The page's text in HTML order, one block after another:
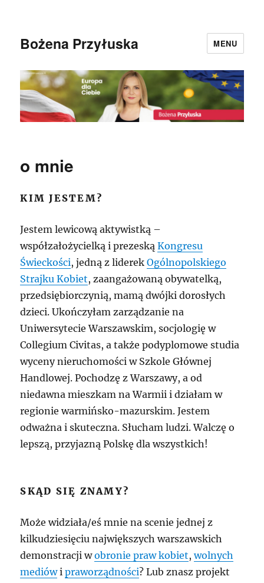
Bożena Przyłuska MENU
o mnie
KIM JESTEM?
Jestem lewicową aktywistką –
współzałożycielką i prezeskąKongresu
Świeckości, jedną z liderekOgólnopolskiego
Strajku Kobiet, zaangażowaną obywatelką,
przedsiębiorczynią, mamą dwójki dorosłych
dzieci. Ukończyłam zarządzanie na
Uniwersytecie Warszawskim, socjologię w
Collegium Civitas, a także podyplomowe studia
wyceny nieruchomości w Szkole Głównej
Handlowej. Pochodzę z Warszawy, a od
niedawna mieszkam na Warmii i działam w
regionie warmińsko-mazurskim. Jestem
odważna i skuteczna. Słucham ludzi. Walczę o
lepszą, przyjazną Polskę dla wszystkich!
SKĄD SIĘ ZNAMY?
Może widziała/eś mnie na scenie jednej z
kilkudziesięciu największych warszawskich
demonstracji wobronie praw kobiet,wolnych
mediówipraworządności? Lub znasz projekt